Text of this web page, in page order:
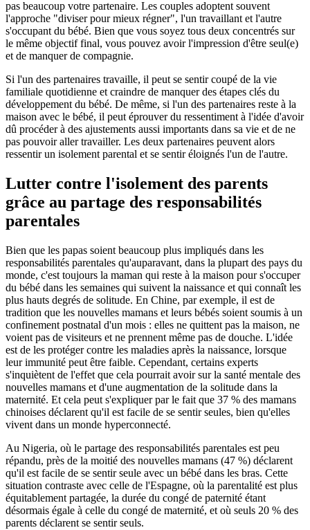
pas beaucoup votre partenaire. Les couples adoptent souvent
l'approche "diviser pour mieux régner", l'un travaillant et l'autre
s'occupant du bébé. Bien que vous soyez tous deux concentrés sur
le même objectif final, vous pouvez avoir l'impression d'être seul(e)
et de manquer de compagnie.
Si l'un des partenaires travaille, il peut se sentir coupé de la vie
familiale quotidienne et craindre de manquer des étapes clés du
développement du bébé. De même, si l'un des partenaires reste à la
maison avec le bébé, il peut éprouver du ressentiment à l'idée d'avoir
dû procéder à des ajustements aussi importants dans sa vie et de ne
pas pouvoir aller travailler. Les deux partenaires peuvent alors
ressentir un isolement parental et se sentir éloignés l'un de l'autre.
Lutter contre l'isolement des parents
grâce au partage des responsabilités
parentales
Bien que les papas soient beaucoup plus impliqués dans les
responsabilités parentales qu'auparavant, dans la plupart des pays du
monde, c'est toujours la maman qui reste à la maison pour s'occuper
du bébé dans les semaines qui suivent la naissance et qui connaît les
plus hauts degrés de solitude. En Chine, par exemple, il est de
tradition que les nouvelles mamans et leurs bébés soient soumis à un
confinement postnatal d'un mois : elles ne quittent pas la maison, ne
voient pas de visiteurs et ne prennent même pas de douche. L'idée
est de les protéger contre les maladies après la naissance, lorsque
leur immunité peut être faible. Cependant, certains experts
s'inquiètent de l'effet que cela pourrait avoir sur la santé mentale des
nouvelles mamans et d'une augmentation de la solitude dans la
maternité. Et cela peut s'expliquer par le fait que 37 % des mamans
chinoises déclarent qu'il est facile de se sentir seules, bien qu'elles
vivent dans un monde hyperconnecté.
Au Nigeria, où le partage des responsabilités parentales est peu
répandu, près de la moitié des nouvelles mamans (47 %) déclarent
qu'il est facile de se sentir seule avec un bébé dans les bras. Cette
situation contraste avec celle de l'Espagne, où la parentalité est plus
équitablement partagée, la durée du congé de paternité étant
désormais égale à celle du congé de maternité, et où seuls 20 % des
parents déclarent se sentir seuls.